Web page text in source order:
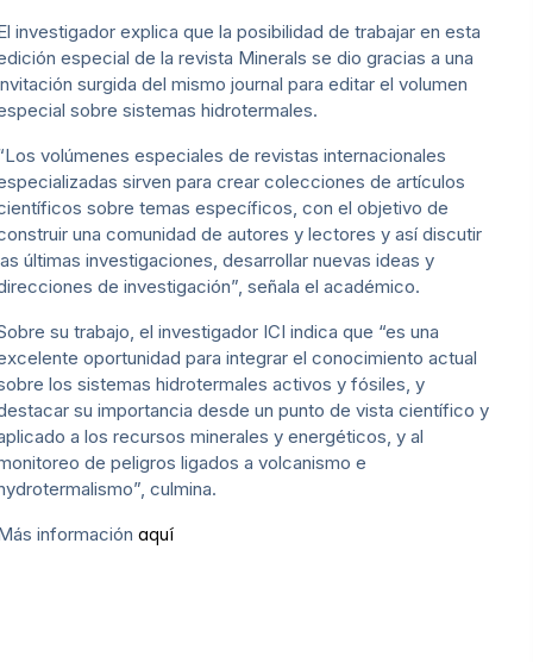
investigador explica que la posibilidad de trabajar en esta
especial de la revista Minerals se dio gracias a una
surgida del mismo journal para editar el volumen
sobre sistemas hidrotermales.
volúmenes especiales de revistas internacionales
sirven para crear colecciones de artículos
sobre temas específicos, con el objetivo de
una comunidad de autores y lectores y así discutir
últimas investigaciones, desarrollar nuevas ideas y
de investigación”, señala el académico.
su trabajo, el investigador ICI indica que “es una
oportunidad para integrar el conocimiento actual
los sistemas hidrotermales activos y fósiles, y
su importancia desde un punto de vista científico y
a los recursos minerales y energéticos, y al
de peligros ligados a volcanismo e
culmina.
información aquí